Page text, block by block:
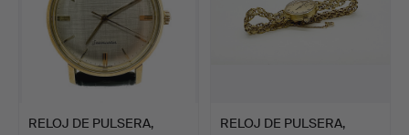
RELOJ DE PULSERA,
RELOJ DE PULSERA,